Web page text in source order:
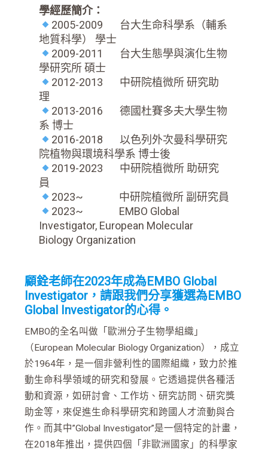
學經歷簡介：
2005-2009 台大生命科學系（輔系
地質科學） 學士
2009-2011 台大生態學與演化生物
學研究所 碩士
2012-2013 中研院植微所 研究助
理
2013-2016 德國杜賽多夫大學生物
系 博士
2016-2018 以色列外次曼科學研究
院植物與環境科學系 博士後
2019-2023 中研院植微所 助研究
員
2023~ 中研院植微所 副研究員
2023~ EMBO Global
Investigator, European Molecular
Biology Organization
顧銓老師在2023年成為EMBO Global
Investigator，請跟我們分享獲選為EMBO
Global Investigator的心得。
EMBO的全名叫做「歐洲分子生物學組織」
（European Molecular Biology Organization），成立
於1964年，是一個非營利性的國際組織，致力於推
動生命科學領域的研究和發展。它透過提供各種活
動和資源，如研討會、工作坊、研究訪問、研究獎
助金等，來促進生命科學研究和跨國人才流動與合
作。而其中”Global Investigator”是一個特定的計畫，
在2018年推出，提供四個「非歐洲國家」的科學家